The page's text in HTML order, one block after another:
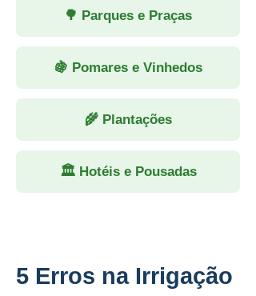
🌳 Parques e Praças
🍇 Pomares e Vinhedos
🌾 Plantações
🏛 Hotéis e Pousadas
5 Erros na Irrigação